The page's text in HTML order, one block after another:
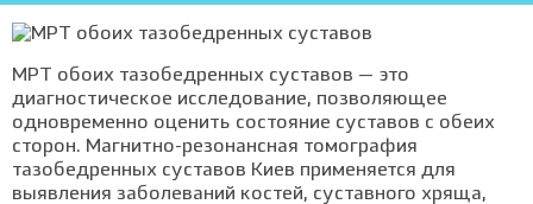
МРТ обоих тазобедренных суставов — это
диагностическое исследование, позволяющее
одновременно оценить состояние суставов с обеих
сторон. Магнитно-резонансная томография
тазобедренных суставов Киев применяется для
выявления заболеваний костей, суставного хряща,